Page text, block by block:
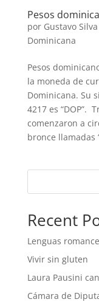
Pesos
por Gustavo
Dominicana
Pesos
la moneda de
Dominicana. Su
4217 es “DOP”.
comenzaron a
bronce llamadas
Recent
Lenguas
Vivir sin gluten
Laura Pausini
Cámara de